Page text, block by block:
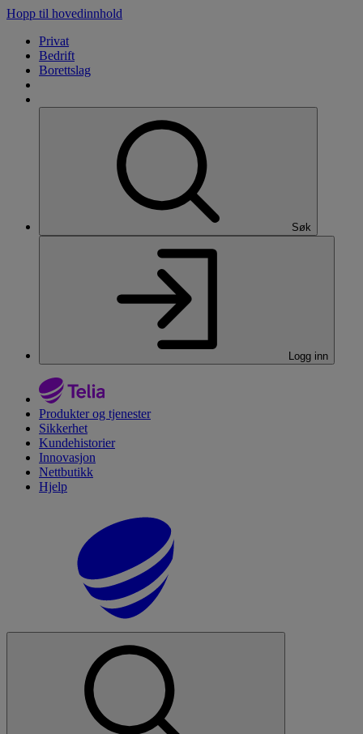
Hopp til hovedinnhold
Privat
Bedrift
Borettslag
Søk
Logg inn
Produkter og tjenester
Sikkerhet
Kundehistorier
Innovasjon
Nettbutikk
Hjelp